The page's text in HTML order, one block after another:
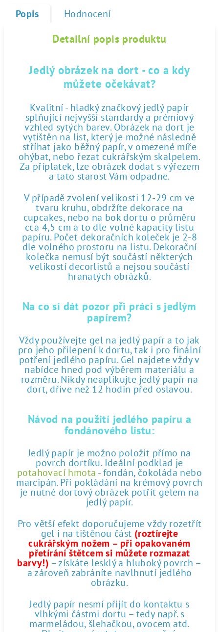
Popis Hodnocení
Detailní popis produktu
Jedlý obrázek na dort - co a kdy
můžete očekávat?
Kvalitní - hladký značkový jedlý papír
splňující nejvyšší standardy a prémiový
vzhled sytých barev. Obrázek na dort je
vytištěn na list, který je možné následně
stříhat jako běžný papír, v omezené míře
ohýbat, nebo řezat cukrářským skalpelem.
Za příplatek, lze obrázek dodat s výřezem
a tato starost Vám odpadne.
V případě zvolení velikosti 12-29 cm ve
tvaru kruhu, obdržíte dekorace na
cupcakes, nebo na bok dortu o průměru
cca 4,5 cm a to dle volné kapacity listu
papíru. Počet dekoračních koleček je 2-8
dle volného prostoru na listu. Dekorační
kolečka nemusí být součástí některých
velikostí decorlistů a nejsou součástí
hranatých obrázků.
Na co si dát pozor při práci s jedlým
papírem?
Vždy používejte gel na jedlý papír a to jak
pro jeho přilepení k dortu, tak i pro finální
potření jedlého papíru. Gel najdete vždy v
nabídce hned pod výběrem materiálu a
rozměru. Nikdy neaplikujte jedlý papír na
dort, dříve než 12 hodin před oslavou.
Návod na použití jedlého papíru a
fondánového listu:
Jedlý papír je možno položit přímo na
povrch dortíku. Ideální podklad je
potahovací hmota - fondán, čokoláda nebo
marcipán. Při pokládání na krémový povrch
je nutné dortový obrázek potřít gelem na
jedlý papír.
Pro větší efekt doporučujeme vždy rozetřít
gel i na tištěnou část (roztírejte
cukrářským nožem – při opakovaném
přetírání štětcem si můžete rozmazat
barvy!) – získáte lesklý a hluboký povrch –
a zároveň zabráníte navlhnutí jedlého
obrázku.
Jedlý papír nesmí přijít do kontaktu s
vlhkými částmi dortu – tedy např. s
marmeládou, šlehačkou, ovocem atd.